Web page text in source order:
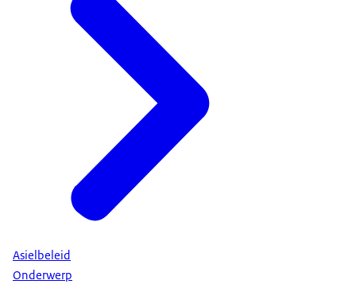
Asielbeleid
Onderwerp